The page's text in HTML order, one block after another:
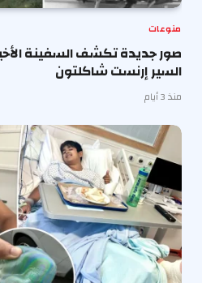
منوعات
صور جديدة تكشف السفينة
السير إرنست شاكلتون
منذ 3 أيام